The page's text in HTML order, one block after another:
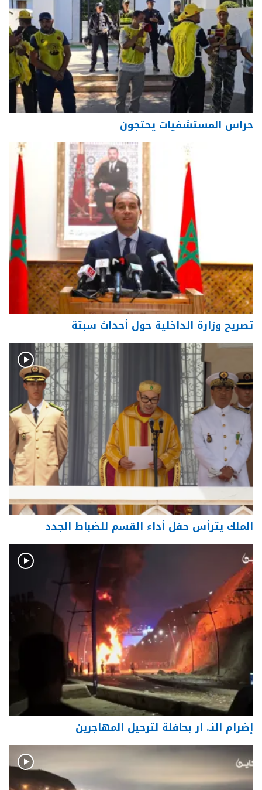
حراس المستشفيات يحتجون
تصريح وزارة الداخلية حول أحداث سبتة
الملك يترأس حفل أداء القسم للضباط الجدد
إضرام النـ. ار بحافلة لترحيل المهاجرين